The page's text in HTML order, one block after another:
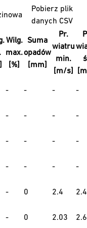
Pobierz plik
danych CSV
Wilg.
max.
[%]
Suma
opadów
[mm]
Pr.
wiatru
min.
[m/s]
- - - -
- - - -
- - - -
- - - -
- 0 2.4 2.4
- 0 2.03